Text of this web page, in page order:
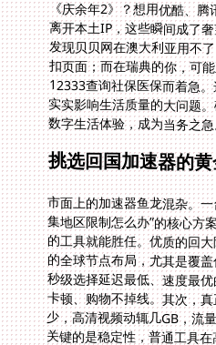
数字生活体验，成为当务之
挑选回国加速器的
市面上的加速器鱼龙混杂。
集地区限制怎么办”的核心方
的工具就能胜任。优质的回
的全球节点布局，尤其是覆
秒级选择延迟最低、速度最
卡顿、购物不掉线。其次，真
少，高清视频动辄几GB，流
关键的是稳定性，普通工具
流崩盘，需要专线支撑的独
安卓手机追剧、苹果平板续